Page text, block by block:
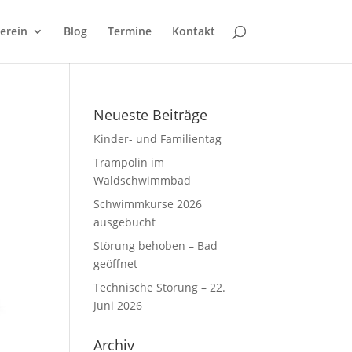
Blog Termine Kontakt
Neueste Beiträge
Kinder- und Familientag
Trampolin im
Waldschwimmbad
Schwimmkurse 2026
ausgebucht
Störung behoben – Bad
geöffnet
Technische Störung – 22.
Juni 2026
Archiv